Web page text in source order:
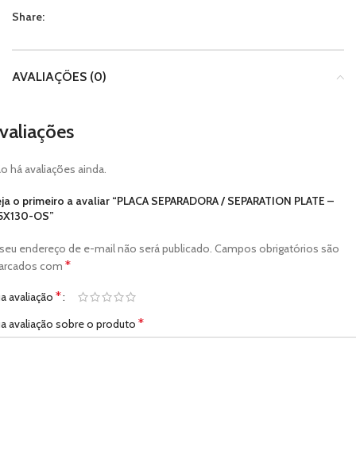
Share:
AVALIAÇÕES (0)
há avaliações ainda.
o primeiro a avaliar “PLACA SEPARADORA / SEPARATION PLATE –
OS”
endereço de e-mail não será publicado. Campos obrigatórios são
com *
avaliação *
avaliação sobre o produto *